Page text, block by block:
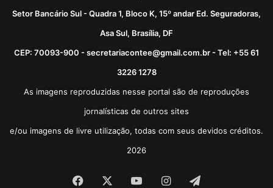
Setor Bancário Sul - Quadra 1, Bloco K, 15º andar Ed. Seguradoras,
Asa Sul, Brasília, DF
CEP: 70093-900 - secretariacontee@gmail.com.br - Tel: +55 61
3226 1278
As imagens reproduzidas nesse portal são de reproduções
jornalísticas de outros sites
e/ou imagens de livre utilização, todas com seus devidos créditos.
2026
Facebook YouTubeInstagram